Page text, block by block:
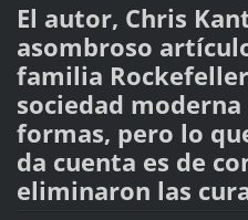
El autor, Chris
asombroso
familia
sociedad
formas, pero lo
da cuenta es de
eliminaron las